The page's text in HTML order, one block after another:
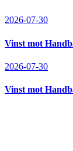
2026-07-30
Vinst mot
2026-07-30
Vinst mot